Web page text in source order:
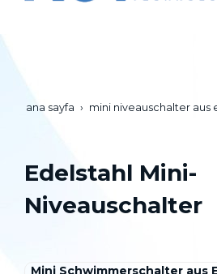
ana sayfa mini niveauschalter aus
Edelstahl Mini-
Niveauschalter
Mini Schwimmerschalter aus